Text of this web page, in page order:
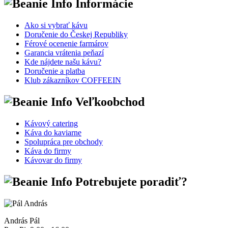
Informácie
Ako si vybrať kávu
Doručenie do Českej Republiky
Férové ocenenie farmárov
Garancia vrátenia peňazí
Kde nájdete našu kávu?
Doručenie a platba
Klub zákazníkov COFFEEIN
Veľkoobchod
Kávový catering
Káva do kaviarne
Spolupráca pre obchody
Káva do firmy
Kávovar do firmy
Potrebujete poradiť?
András Pál